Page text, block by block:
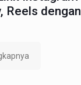
Reels dengan